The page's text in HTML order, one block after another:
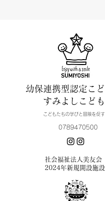
幼保連携型認定こ
すみよしこど
こどもたちの学びと冒険を促
0789470500
​社会福祉法人美友会
2024年新規開設施設